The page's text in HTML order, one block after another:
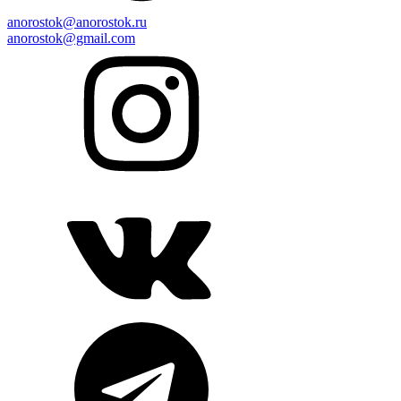
anorostok@anorostok.ru
anorostok@gmail.com